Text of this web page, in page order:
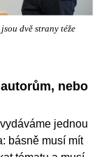
dvě strany téže
nebo
jednou
básně musí mít